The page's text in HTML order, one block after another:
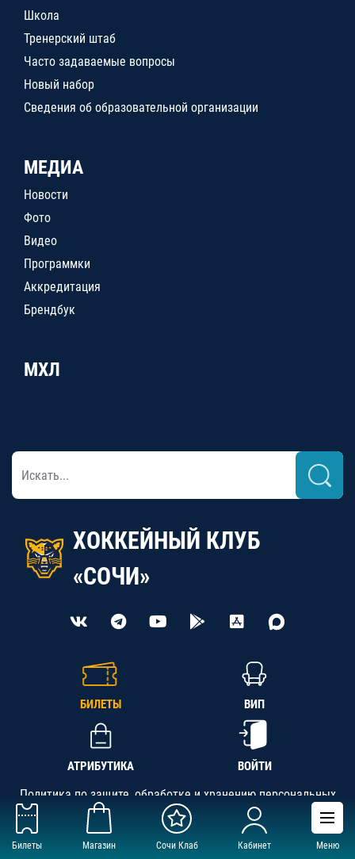
Билеты Магазин Сочи Клаб Кабинет Меню
Школа
Тренерский штаб
Часто задаваемые вопросы
Новый набор
Сведения об образовательной организации
МЕДИА
Новости
Фото
Видео
Программки
Аккредитация
Брендбук
МХЛ
ХОККЕЙНЫЙ КЛУБ
«СОЧИ»
БИЛЕТЫ ВИП
АТРИБУТИКА ВОЙТИ
Политика по защите, обработке и хранению персональных
данных
АНО «СК «Кубань-Регион», ОГРН 1142300002349,